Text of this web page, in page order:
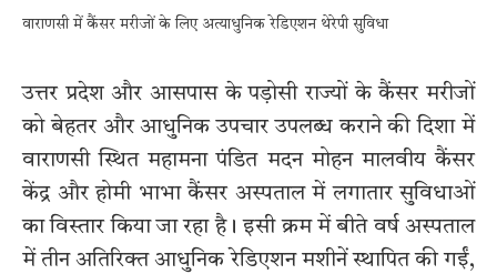
वाराणसी में कैंसर मरीजों के लिए अत्याधुनिक रेडिएशन थेरेपी सुविधा
उत्तर प्रदेश और आसपास के पड़ोसी राज्यों के कैंसर मरीजों
को बेहतर और आधुनिक उपचार उपलब्ध कराने की दिशा में
वाराणसी स्थित महामना पंडित मदन मोहन मालवीय कैंसर
केंद्र और होमी भाभा कैंसर अस्पताल में लगातार सुविधाओं
का विस्तार किया जा रहा है। इसी क्रम में बीते वर्ष अस्पताल
में तीन अतिरिक्त आधुनिक रेडिएशन मशीनें स्थापित की गईं,